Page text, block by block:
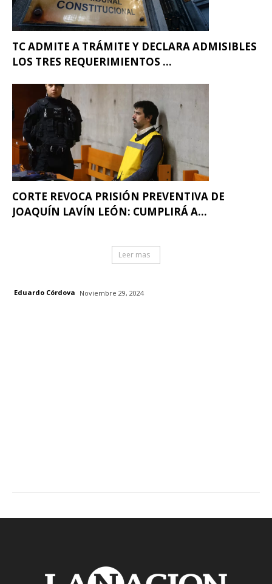
TC ADMITE A TRÁMITE Y DECLARA ADMISIBLES
LOS TRES REQUERIMIENTOS ...
CORTE REVOCA PRISIÓN PREVENTIVA DE
JOAQUÍN LAVÍN LEÓN: CUMPLIRÁ A...
Leer mas
Eduardo Córdova Noviembre 29, 2024